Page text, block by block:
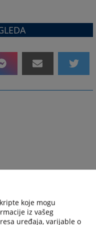
koje mogu
iz vašeg
uređaja, varijable o